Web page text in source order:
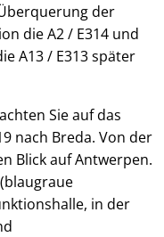
der
die A2 / E314 und
A13 / E313 später
Sie auf das
nach Breda. Von der
Blick auf Antwerpen.
in der